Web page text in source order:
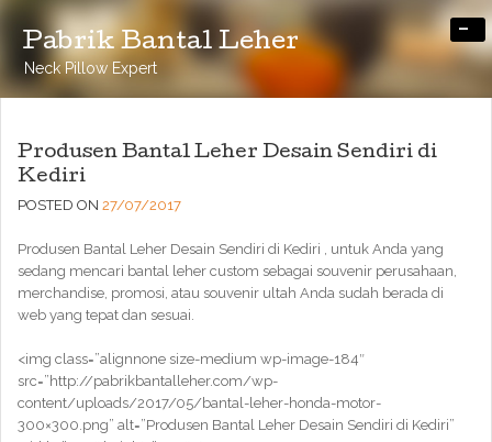
Pabrik Bantal Leher
Neck Pillow Expert
-
Produsen Bantal Leher Desain Sendiri di
Kediri
POSTED ON 27/07/2017
Produsen Bantal Leher Desain Sendiri di Kediri , untuk Anda yang
sedang mencari bantal leher custom sebagai souvenir perusahaan,
merchandise, promosi, atau souvenir ultah Anda sudah berada di
web yang tepat dan sesuai.
<img class=”alignnone size-medium wp-image-184″
src=”http://pabrikbantalleher.com/wp-
content/uploads/2017/05/bantal-leher-honda-motor-
300×300.png” alt=”Produsen Bantal Leher Desain Sendiri di Kediri”